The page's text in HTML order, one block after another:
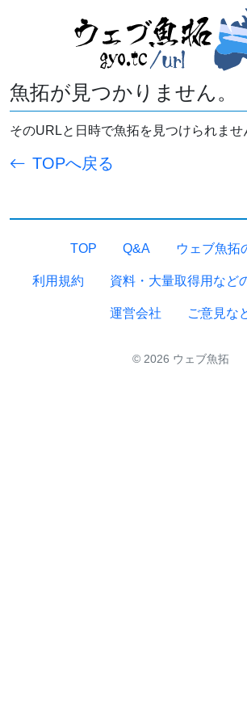
魚拓が見つかりません。
そのURLと日時で魚拓を見つけられませ
TOPへ戻る
TOP Q&A ウェブ魚拓
利用規約 資料・大量取得用など
運営会社 ご意見な
© 2026 ウェブ魚拓